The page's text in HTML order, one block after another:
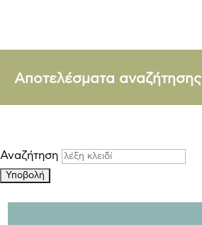
Αποτελέσματα αναζήτησης
Αναζήτηση